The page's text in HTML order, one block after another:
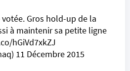
Gros hold-up de la
à maintenir sa petite ligne
hGiVd7xkZJ
11 Décembre 2015